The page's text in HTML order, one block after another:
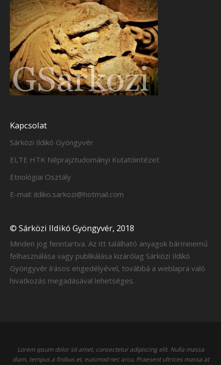
Kapcsolat
Sárközi Ildikó Gyöngyvér
ELTE HTK Néprajztudományi Kutatóintézet
Etnológiai Osztály
E-mail: ildiko.sarkozi@hotmail.com
© Sárközi Ildikó Gyöngyvér, 2018
Minden jog fenntartva. Az itt található anyagok bárminemű
felhasználása vagy publikálása kizárólag Sárközi Ildikó
Gyöngyvér írásos engedélyével, továbbá a weblapra való
hivatkozás megadásával lehetséges.
Lorem ipsum dolor sit amet, consectetur adipiscing elit. Nulla massa
diam, tempus a finibus et, euismod nec arcu. Praesent ultrices massa at